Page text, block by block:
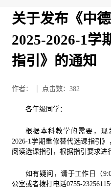
关于发布《中
2025-2026-1学
指引》的通知
作者： 点击数：382
各年级同学：
根据本科教学的需要，现
2026-1学期重修替代选课指引
阅读选课指引，根据指引要求进
如有疑问，请于工作日（
公室或者拨打电话0755-23256115